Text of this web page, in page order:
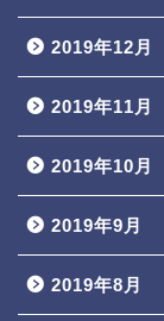
2019年12月
2019年11月
2019年10月
2019年9月
2019年8月